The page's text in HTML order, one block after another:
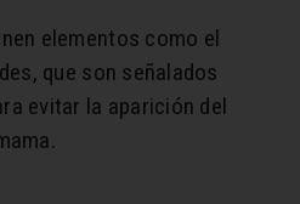
elementos como el
que son señalados
evitar la aparición del